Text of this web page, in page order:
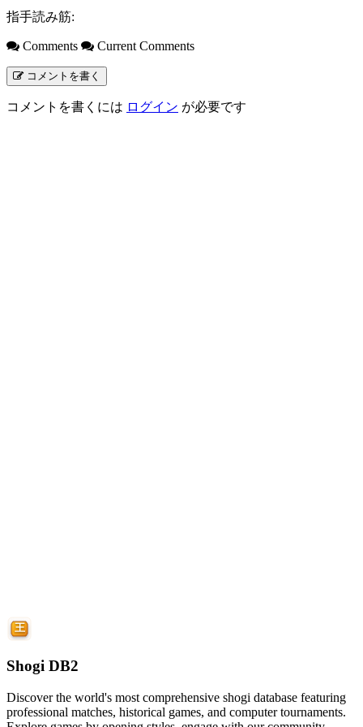
指手読み筋:
Comments Current Comments
コメントを書く
コメントを書くには ログイン が必要です
Shogi DB2
Discover the world's most comprehensive shogi database featuring
professional matches, historical games, and computer tournaments.